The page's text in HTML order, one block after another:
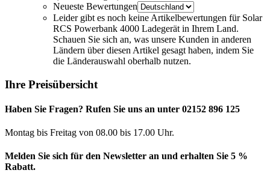
Neueste Bewertungen
Leider gibt es noch keine Artikelbewertungen für Solar
RCS Powerbank 4000 Ladegerät in Ihrem Land.
Schauen Sie sich an, was unsere Kunden in anderen
Ländern über diesen Artikel gesagt haben, indem Sie
die Länderauswahl oberhalb nutzen.
Ihre Preisübersicht
Haben Sie Fragen? Rufen Sie uns an unter 02152 896 125
Montag bis Freitag von 08.00 bis 17.00 Uhr.
Melden Sie sich für den Newsletter an und erhalten Sie 5 %
Rabatt.